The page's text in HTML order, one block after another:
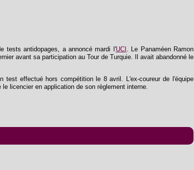
tests antidopages, a annoncé mardi l'UCI . Le Panaméen Ramon
avant sa participation au Tour de Turquie. Il avait abandonné le
test effectué hors compétition le 8 avril. L'ex-coureur de l'équipe
licencier en application de son règlement interne.